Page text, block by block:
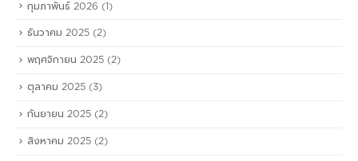
กุมภาพันธ์ 2026 (1)
ธันวาคม 2025 (2)
พฤศจิกายน 2025 (2)
ตุลาคม 2025 (3)
กันยายน 2025 (2)
สิงหาคม 2025 (2)